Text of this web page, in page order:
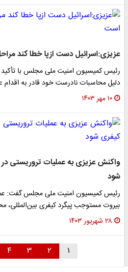
عزیزی:اسرائیل دست ازپا خطا کند
رئیس کمیسیون امنیت ملی مجلس با تأکید
دلیل محاسبات نادرست خود قادر به اقدام
۱۰ مهر ۱۴۰۳
واکنش عزیزی به عملیات تروریستی در
شود
رئیس کمیسیون امنیت ملی مجلس گفت:
بیروت مستوجب پیگرد کیفری بین‌المللی،
۲۸ شهریور ۱۴۰۳
۱ ۲ ۳ ۴